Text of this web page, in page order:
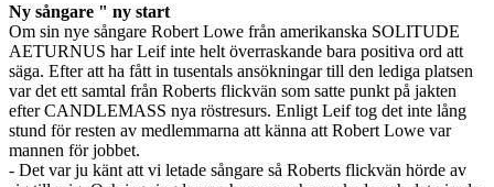
Ny sångare " ny start
Om sin nye sångare Robert Lowe från amerikanska SOLITUDE
AETURNUS har Leif inte helt överraskande bara positiva ord att
säga. Efter att ha fått in tusentals ansökningar till den lediga platsen
var det ett samtal från Roberts flickvän som satte punkt på jakten
efter CANDLEMASS nya röstresurs. Enligt Leif tog det inte lång
stund för resten av medlemmarna att känna att Robert Lowe var
mannen för jobbet.
- Det var ju känt att vi letade sångare så Roberts flickvän hörde av